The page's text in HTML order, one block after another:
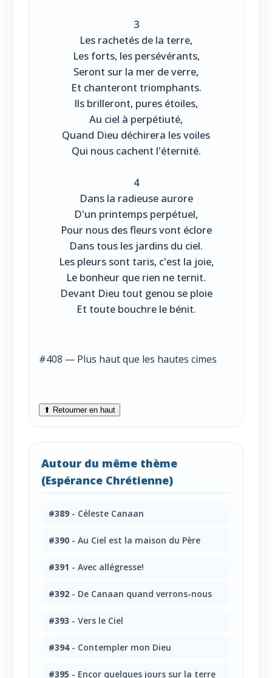
3
Les rachetés de la terre,
Les forts, les persévérants,
Seront sur la mer de verre,
Et chanteront triomphants.
Ils brilleront, pures étoiles,
Au ciel à perpétiuté,
Quand Dieu déchirera les voiles
Qui nous cachent l'éternité.
4
Dans la radieuse aurore
D'un printemps perpétuel,
Pour nous des fleurs vont éclore
Dans tous les jardins du ciel.
Les pleurs sont taris, c'est la joie,
Le bonheur que rien ne ternit.
Devant Dieu tout genou se ploie
Et toute bouchre le bénit.
#408 — Plus haut que les hautes cimes
⬆ Retourner en haut
Autour du même thème
(Espérance Chrétienne)
#389 - Céleste Canaan
#390 - Au Ciel est la maison du Père
#391 - Avec allégresse!
#392 - De Canaan quand verrons-nous
#393 - Vers le Ciel
#394- Contempler mon Dieu
#395 - Encor quelques jours sur la terre